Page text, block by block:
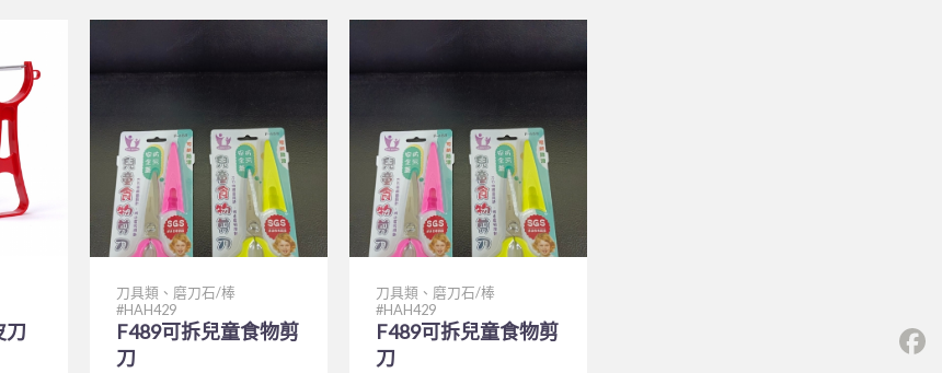
刀
刀具類、磨刀石/棒
HAH429
F489可拆兒童食物剪
刀
刀具類、磨刀石/棒
HAH429
F489可拆兒童食物剪
刀